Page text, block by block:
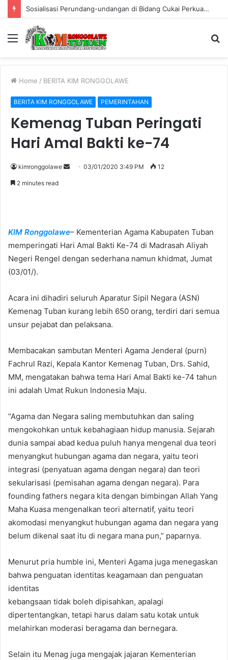
Warung Bambu di Jalan Raya Kerek Terbakar, Kerugian Ditaksir Rp30 Juta
Menu
Home / BERITA KIM RONGGOLAWE
BERITA KIM RONGGOLAWE PEMERINTAHAN
Kemenag Tuban Peringati
Hari Amal Bakti ke-74
kimronggolawe 03/01/2020 3:49 PM 12
2 minutes read
KIM Ronggolawe– Kementerian Agama Kabupaten Tuban
memperingati Hari Amal Bakti Ke-74 di Madrasah Aliyah
Negeri Rengel dengan sederhana namun khidmat, Jumat
(03/01/).
Acara ini dihadiri seluruh Aparatur Sipil Negara (ASN)
Kemenag Tuban kurang lebih 650 orang, terdiri dari semua
unsur pejabat dan pelaksana.
Membacakan sambutan Menteri Agama Jenderal (purn)
Fachrul Razi, Kepala Kantor Kemenag Tuban, Drs. Sahid,
MM, mengatakan bahwa tema Hari Amal Bakti ke-74 tahun
ini adalah Umat Rukun Indonesia Maju.
“Agama dan Negara saling membutuhkan dan saling
mengokohkan untuk kebahagiaan hidup manusia. Sejarah
dunia sampai abad kedua puluh hanya mengenal dua teori
menyangkut hubungan agama dan negara, yaitu teori
integrasi (penyatuan agama dengan negara) dan teori
sekularisasi (pemisahan agama dengan negara). Para
founding fathers negara kita dengan bimbingan Allah Yang
Maha Kuasa mengenalkan teori alternatif, yaitu teori
akomodasi menyangkut hubungan agama dan negara yang
belum dikenal saat itu di negara mana pun,” paparnya.
Menurut pria humble ini, Menteri Agama juga menegaskan
bahwa penguatan identitas keagamaan dan penguatan
identitas
kebangsaan tidak boleh dipisahkan, apalagi
dipertentangkan, tetapi harus dalam satu kotak untuk
melahirkan moderasi beragama dan bernegara.
Selain itu Menag juga mengajak jajaran Kementerian